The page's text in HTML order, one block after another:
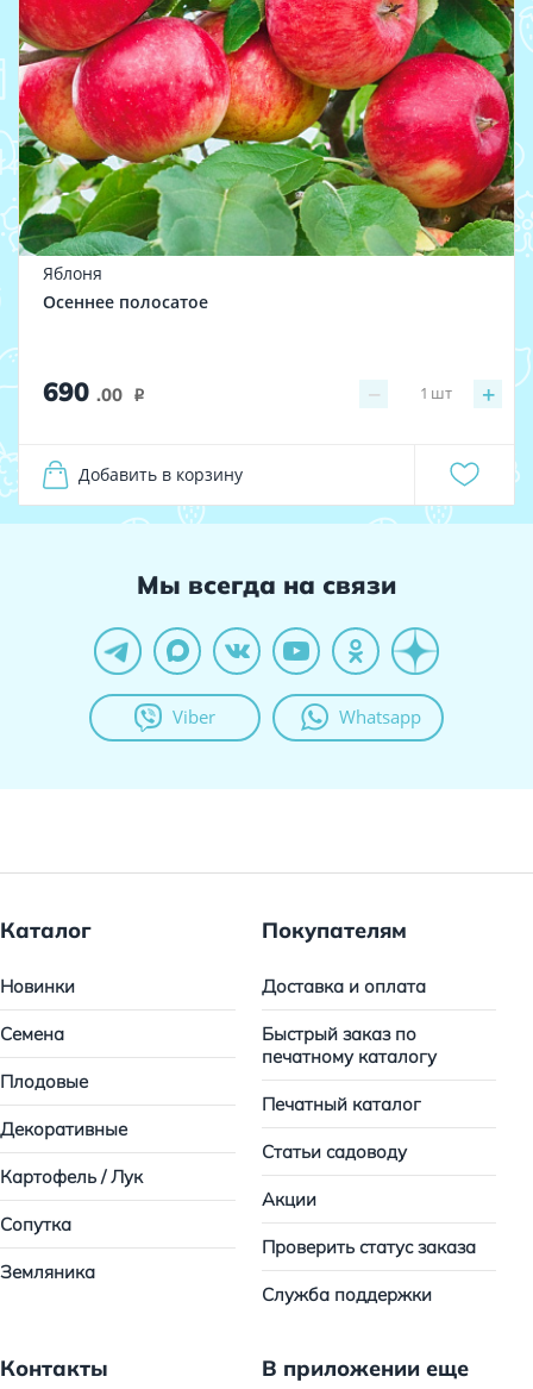
Яблоня
Осеннее полосатое
690 .00 i − +
1 шт
Добавить в корзину
Мы всегда на связи
Viber Whatsapp
Каталог
Новинки
Семена
Плодовые
Декоративные
Картофель / Лук
Сопутка
Земляника
Покупателям
Доставка и оплата
Быстрый заказ по
печатному каталогу
Печатный каталог
Статьи садоводу
Акции
Проверить статус заказа
Служба поддержки
Контакты
В приложении еще